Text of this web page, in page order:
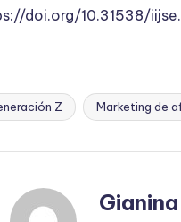
doi.org/10.31538/
Z Marketing de
Gianina